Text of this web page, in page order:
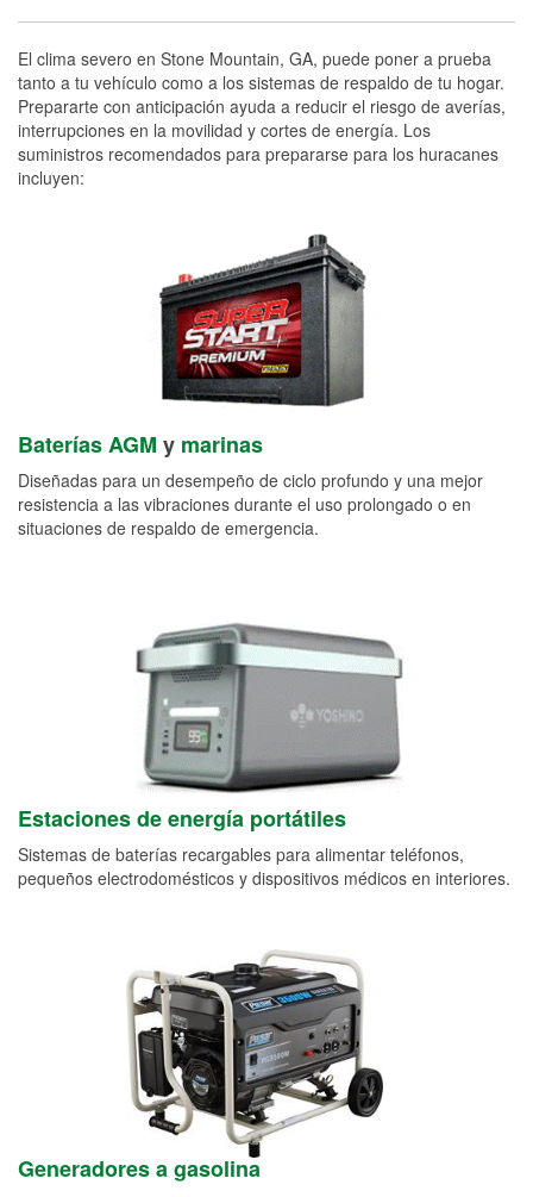
El clima severo en Stone Mountain, GA, puede poner a prueba
tanto a tu vehículo como a los sistemas de respaldo de tu hogar.
Prepararte con anticipación ayuda a reducir el riesgo de averías,
interrupciones en la movilidad y cortes de energía. Los
suministros recomendados para prepararse para los huracanes
incluyen:
Baterías AGM y marinas
Diseñadas para un desempeño de ciclo profundo y una mejor
resistencia a las vibraciones durante el uso prolongado o en
situaciones de respaldo de emergencia.
Estaciones de energía portátiles
Sistemas de baterías recargables para alimentar teléfonos,
pequeños electrodomésticos y dispositivos médicos en interiores.
Generadores a gasolina